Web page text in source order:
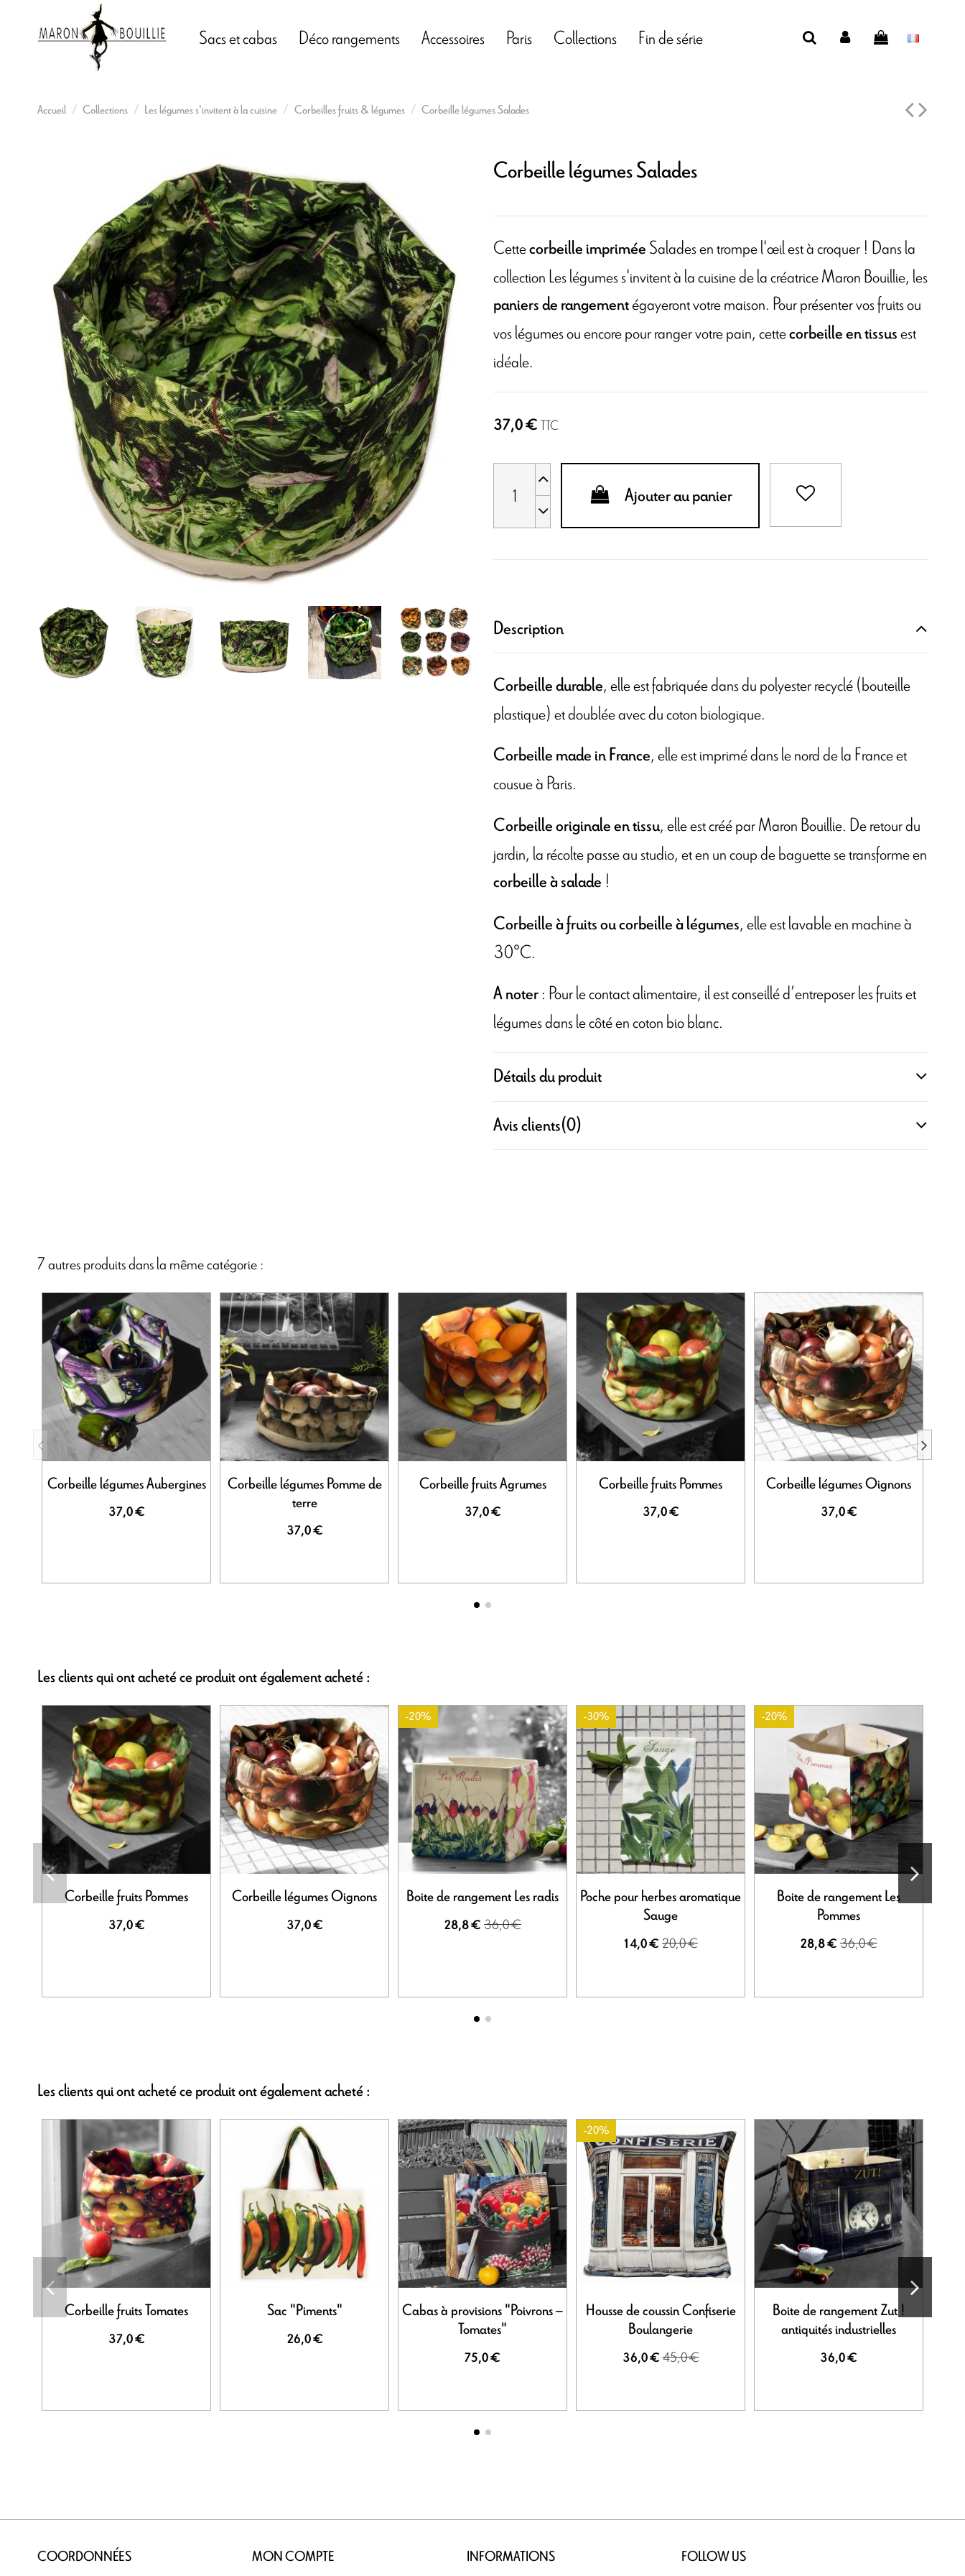
Sacs et cabas Déco rangements Accessoires Paris Collections Fin de série
Accueil Collections Les légumes s'invitent à la cuisine Corbeilles fruits & légumes Corbeille légumes Salades
Corbeille légumes Salades
Cettecorbeille impriméeSalades en trompe l'œil est à croquer ! Dans la
collection Les légumes s'invitent à la cuisine de la créatrice Maron Bouillie, les
paniers de rangementégayeront votre maison. Pour présenter vos fruits ou
vos légumes ou encore pour ranger votre pain, cettecorbeille en tissusest
idéale.
37,0 €TTC
Ajouter au panier
Description
Corbeille durable, elle est fabriquée dans du polyester recyclé (bouteille
plastique) et doublée avec du coton biologique.
Corbeille made in France, elle est imprimé dans le nord de la France et
cousue à Paris.
Corbeilleoriginaleen tissu, elle est créé par Maron Bouillie. De retour du
jardin, la récolte passe au studio, et en un coup de baguette se transforme en
corbeille à salade !
Corbeille à fruits ou corbeille à légumes, elle est lavable en machine à
30°C.
A noter: Pour le contact alimentaire, il est conseillé d’entreposer les fruits et
légumes dans le côté en coton bio blanc.
Détails du produit
Avis clients(0)
7 autres produits dans la même catégorie :
Corbeille légumes Aubergines
37,0 €
Corbeille légumes Pomme de
terre
37,0 €
Corbeille fruits Agrumes
37,0 €
Corbeille fruits Pommes
37,0 €
Corbeille légumes Oignons
37,0 €
Les clients qui ont acheté ce produit ont également acheté :
Corbeille fruits Pommes
37,0 €
Corbeille légumes Oignons
37,0 €
-20%
Boite de rangement Les radis
28,8 € 36,0 €
-30%
Poche pour herbes aromatique
Sauge
14,0 € 20,0 €
-20%
Boite de rangement Les
Pommes
28,8 € 36,0 €
Les clients qui ont acheté ce produit ont également acheté :
Corbeille fruits Tomates
37,0 €
Sac "Piments"
26,0 €
Cabas à provisions "Poivrons –
Tomates"
75,0 €
-20%
Housse de coussin Confiserie
Boulangerie
36,0 €45,0 €
Boite de rangement Zut !
antiquités industrielles
36,0 €
COORDONNÉES MON COMPTE INFORMATIONS FOLLOW US